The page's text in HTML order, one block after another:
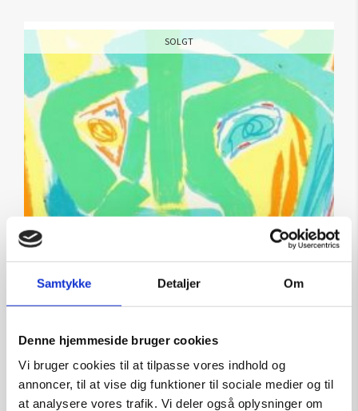
Samtykke Detaljer Om
Denne hjemmeside bruger cookies
Vi bruger cookies til at tilpasse vores indhold og
annoncer, til at vise dig funktioner til sociale medier og til
at analysere vores trafik. Vi deler også oplysninger om
U/titel
Kunstner: Uffe Christoffersen
Størrelse: 76×56
SOLGT